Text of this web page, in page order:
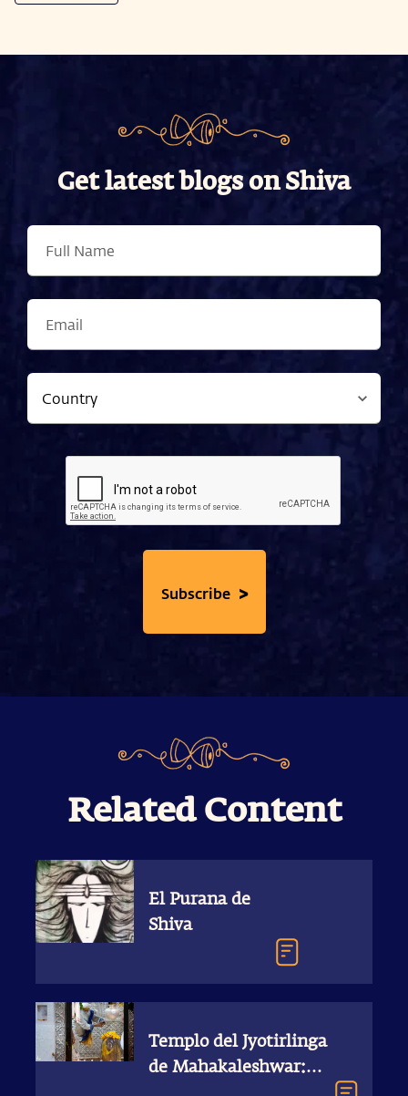
Get latest blogs on Shiva
Subscribe >
Related Content
El Purana de
Shiva
Templo del Jyotirlinga
de Mahakaleshwar: